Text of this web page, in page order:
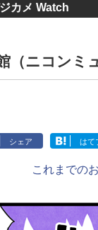
カメ Watch
（ニコンミ
シェア はて
これまでの